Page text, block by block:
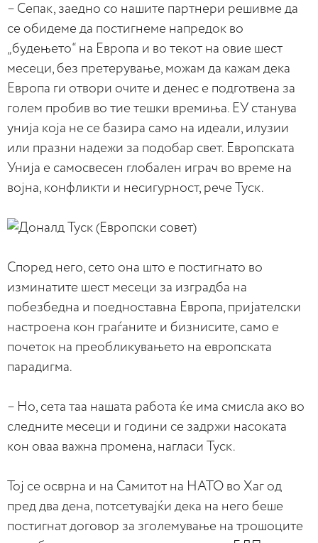
– Сепак, заедно со нашите партнери решивме да
се обидеме да постигнеме напредок во
„будењето“ на Европа и во текот на овие шест
месеци, без претерување, можам да кажам дека
Европа ги отвори очите и денес е подготвена за
голем пробив во тие тешки времиња. ЕУ станува
унија која не се базира само на идеали, илузии
или празни надежи за подобар свет. Европската
Унија е самосвесен глобален играч во време на
војна, конфликти и несигурност, рече Туск.
Според него, сето она што е постигнато во
изминатите шест месеци за изградба на
побезбедна и поедноставна Европа, пријателски
настроена кон граѓаните и бизнисите, само е
почеток на преобликувањето на европската
парадигма.
– Но, сета таа нашата работа ќе има смисла ако во
следните месеци и години се задржи насоката
кон оваа важна промена, нагласи Туск.
Тој се осврна и на Самитот на НАТО во Хаг од
пред два дена, потсетувајќи дека на него беше
постигнат договор за зголемување на трошоците